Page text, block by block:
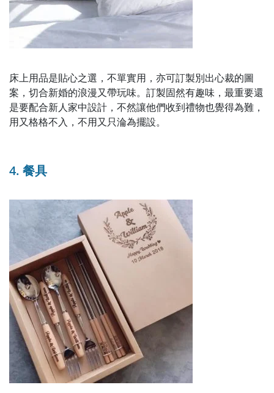
床上用品是貼心之選，不單實用，亦可訂製別出心裁的圖
案，切合新婚的浪漫又帶玩味。訂製固然有趣味，最重要還
是要配合新人家中設計，不然讓他們收到禮物也覺得為難，
用又格格不入，不用又只淪為擺設。
4. 餐具